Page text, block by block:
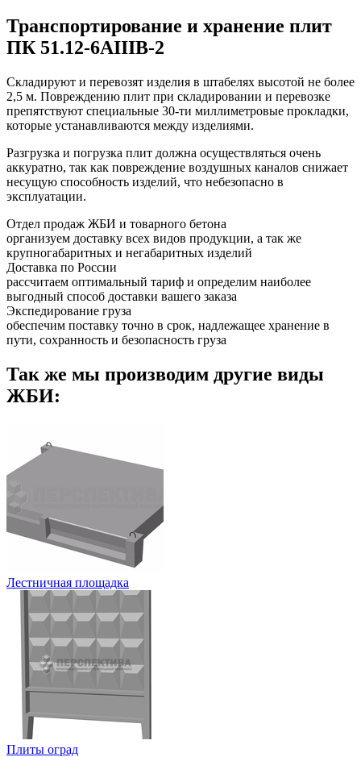
Транспортирование и хранение плит
ПК 51.12-6АIIIВ-2
Складируют и перевозят изделия в штабелях высотой не более
2,5 м. Повреждению плит при складировании и перевозке
препятствуют специальные 30-ти миллиметровые прокладки,
которые устанавливаются между изделиями.
Разгрузка и погрузка плит должна осуществляться очень
аккуратно, так как повреждение воздушных каналов снижает
несущую способность изделий, что небезопасно в
эксплуатации.
Отдел продаж ЖБИ и товарного бетона
организуем доставку всех видов продукции, а так же
крупногабаритных и негабаритных изделий
Доставка по России
рассчитаем оптимальный тариф и определим наиболее
выгодный способ доставки вашего заказа
Экспедирование груза
обеспечим поставку точно в срок, надлежащее хранение в
пути, сохранность и безопасность груза
Так же мы производим другие виды
ЖБИ:
Лестничная площадка
Плиты оград